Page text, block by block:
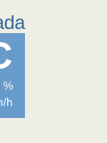
%
h